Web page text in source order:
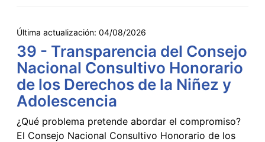
Última actualización: 04/08/2026
39 - Transparencia del Consejo
Nacional Consultivo Honorario
de los Derechos de la Niñez y
Adolescencia
¿Qué problema pretende abordar el compromiso?
El Consejo Nacional Consultivo Honorario de los